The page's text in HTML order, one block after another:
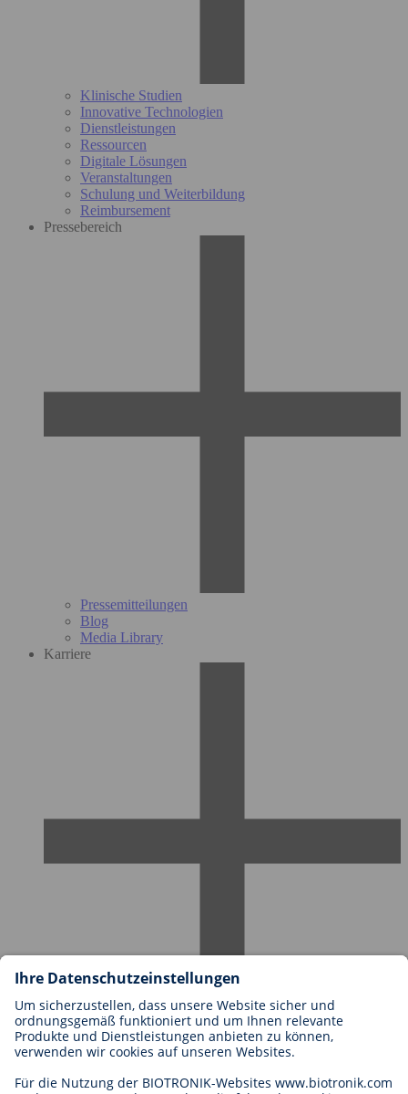
Klinische Studien
Innovative Technologien
Dienstleistungen
Ressourcen
Digitale Lösungen
Veranstaltungen
Schulung und Weiterbildung
Reimbursement
Pressebereich
Pressemitteilungen
Blog
Media Library
Karriere
Karriere bei BIOTRONIK
Einstieg
Bewerbung